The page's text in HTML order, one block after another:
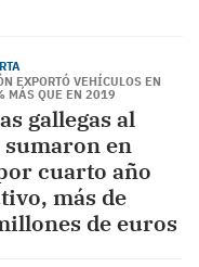
EXPORTÓ VEHÍCULOS EN
MÁS QUE EN 2019
gallegas al
en
cuarto año
más de
de euros